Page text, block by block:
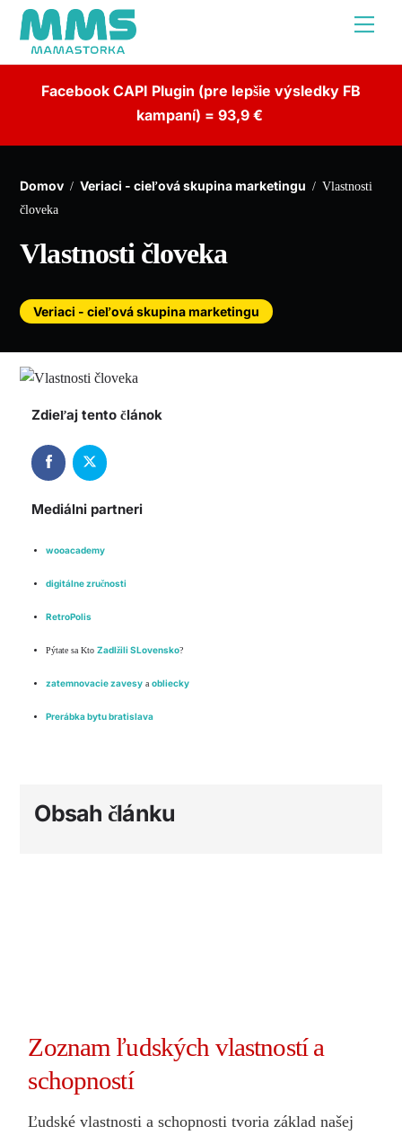
Skip
content
Facebook CAPI Plugin (pre lepšie výsledky FB
kampaní) = 93,9 €
Domov / Veriaci - cieľová skupina marketingu / Vlastnosti
človeka
Vlastnosti človeka
Veriaci - cieľová skupina marketingu
Zdieľaj tento článok
Mediálni partneri
wooacademy
digitálne zručnosti
RetroPolis
Pýtate sa KtoZadlžili SLovensko?
zatemnovacie zavesy aobliecky
Prerábka bytu bratislava
Obsah článku
Zoznam ľudských vlastností a
schopností
Ľudské vlastnosti a schopnosti tvoria základ našej